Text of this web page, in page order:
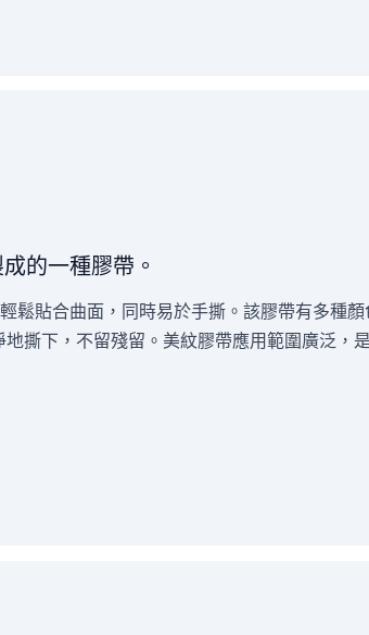
的一種膠帶。
鬆貼合曲面，同時易於手撕。該膠帶有多種顏
撕下，不留殘留。美紋膠帶應用範圍廣泛，